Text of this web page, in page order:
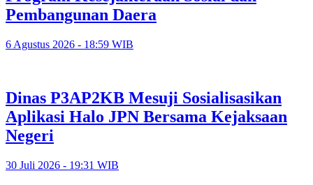
Pembangunan Daera
6 Agustus 2026 - 18:59 WIB
Dinas P3AP2KB Mesuji Sosialisasikan
Aplikasi Halo JPN Bersama Kejaksaan
Negeri
30 Juli 2026 - 19:31 WIB